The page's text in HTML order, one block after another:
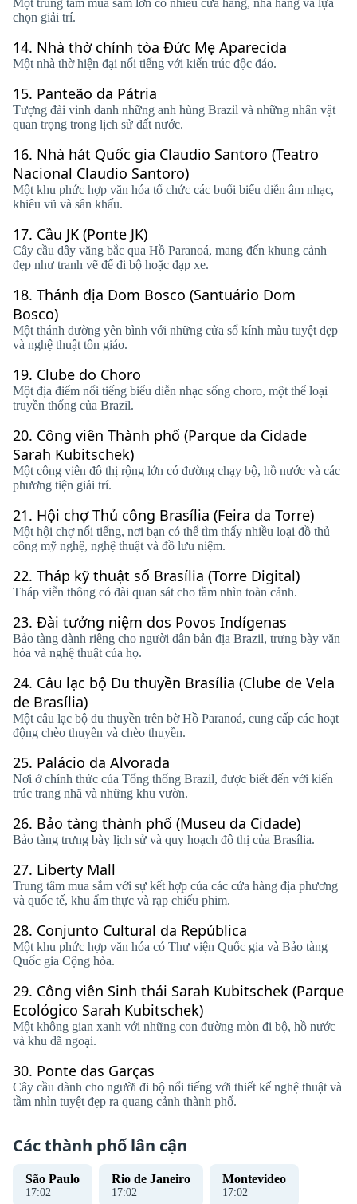
Một trung tâm mua sắm lớn có nhiều cửa hàng, nhà hàng và lựa
chọn giải trí.
14. Nhà thờ chính tòa Đức Mẹ Aparecida
Một nhà thờ hiện đại nổi tiếng với kiến ​​trúc độc đáo.
15. Panteão da Pátria
Tượng đài vinh danh những anh hùng Brazil và những nhân vật
quan trọng trong lịch sử đất nước.
16. Nhà hát Quốc gia Claudio Santoro (Teatro
Nacional Claudio Santoro)
Một khu phức hợp văn hóa tổ chức các buổi biểu diễn âm nhạc,
khiêu vũ và sân khấu.
17. Cầu JK (Ponte JK)
Cây cầu dây văng bắc qua Hồ Paranoá, mang đến khung cảnh
đẹp như tranh vẽ để đi bộ hoặc đạp xe.
18. Thánh địa Dom Bosco (Santuário Dom
Bosco)
Một thánh đường yên bình với những cửa sổ kính màu tuyệt đẹp
và nghệ thuật tôn giáo.
19. Clube do Choro
Một địa điểm nổi tiếng biểu diễn nhạc sống choro, một thể loại
truyền thống của Brazil.
20. Công viên Thành phố (Parque da Cidade
Sarah Kubitschek)
Một công viên đô thị rộng lớn có đường chạy bộ, hồ nước và các
phương tiện giải trí.
21. Hội chợ Thủ công Brasília (Feira da Torre)
Một hội chợ nổi tiếng, nơi bạn có thể tìm thấy nhiều loại đồ thủ
công mỹ nghệ, nghệ thuật và đồ lưu niệm.
22. Tháp kỹ thuật số Brasília (Torre Digital)
Tháp viễn thông có đài quan sát cho tầm nhìn toàn cảnh.
23. Đài tưởng niệm dos Povos Indígenas
Bảo tàng dành riêng cho người dân bản địa Brazil, trưng bày văn
hóa và nghệ thuật của họ.
24. Câu lạc bộ Du thuyền Brasília (Clube de Vela
de Brasília)
Một câu lạc bộ du thuyền trên bờ Hồ Paranoá, cung cấp các hoạt
động chèo thuyền và chèo thuyền.
25. Palácio da Alvorada
Nơi ở chính thức của Tổng thống Brazil, được biết đến với kiến ​​
trúc trang nhã và những khu vườn.
26. Bảo tàng thành phố (Museu da Cidade)
Bảo tàng trưng bày lịch sử và quy hoạch đô thị của Brasília.
27. Liberty Mall
Trung tâm mua sắm với sự kết hợp của các cửa hàng địa phương
và quốc tế, khu ẩm thực và rạp chiếu phim.
28. Conjunto Cultural da República
Một khu phức hợp văn hóa có Thư viện Quốc gia và Bảo tàng
Quốc gia Cộng hòa.
29. Công viên Sinh thái Sarah Kubitschek (Parque
Ecológico Sarah Kubitschek)
Một không gian xanh với những con đường mòn đi bộ, hồ nước
và khu dã ngoại.
30. Ponte das Garças
Cây cầu dành cho người đi bộ nổi tiếng với thiết kế nghệ thuật và
tầm nhìn tuyệt đẹp ra quang cảnh thành phố.
Các thành phố lân cận
São Paulo
17:02
Rio de Janeiro
17:02
Montevideo
17:02